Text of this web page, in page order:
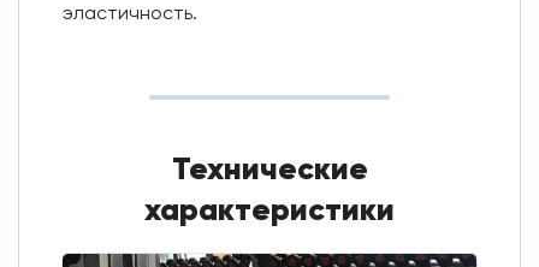
эластичность.
Технические
характеристики